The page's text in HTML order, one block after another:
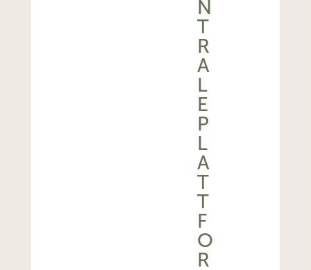
N
T
R
A
L
E
P
L
A
T
T
F
O
R